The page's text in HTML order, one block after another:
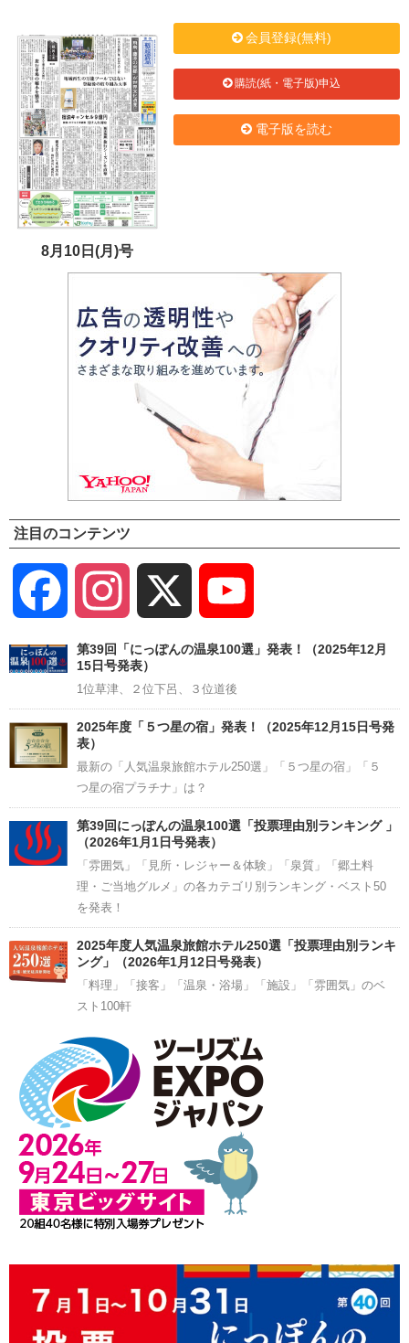
8月10日(月)号
会員登録(無料)
購読(紙・電子版)申込
電子版を読む
注目のコンテンツ
Facebook Instagram
Channel
第39回「にっぽんの温泉100選」発表！（2025年12月
15日号発表）
1位草津、２位下呂、３位道後
2025年度「５つ星の宿」発表！（2025年12月15日号発
表）
最新の「人気温泉旅館ホテル250選」「５つ星の宿」「５
つ星の宿プラチナ」は？
第39回にっぽんの温泉100選「投票理由別ランキング 」
（2026年1月1日号発表）
「雰囲気」「見所・レジャー＆体験」「泉質」「郷土料
理・ご当地グルメ」の各カテゴリ別ランキング・ベスト50
を発表！
2025年度人気温泉旅館ホテル250選「投票理由別ランキ
ング」（2026年1月12日号発表）
「料理」「接客」「温泉・浴場」「施設」「雰囲気」のベ
スト100軒